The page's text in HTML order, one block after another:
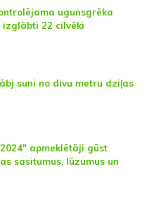
ugunsgrēka
22 cilvēki
suni no divu metru dziļas
apmeklētāji gūst
sasitumus, lūzumus un